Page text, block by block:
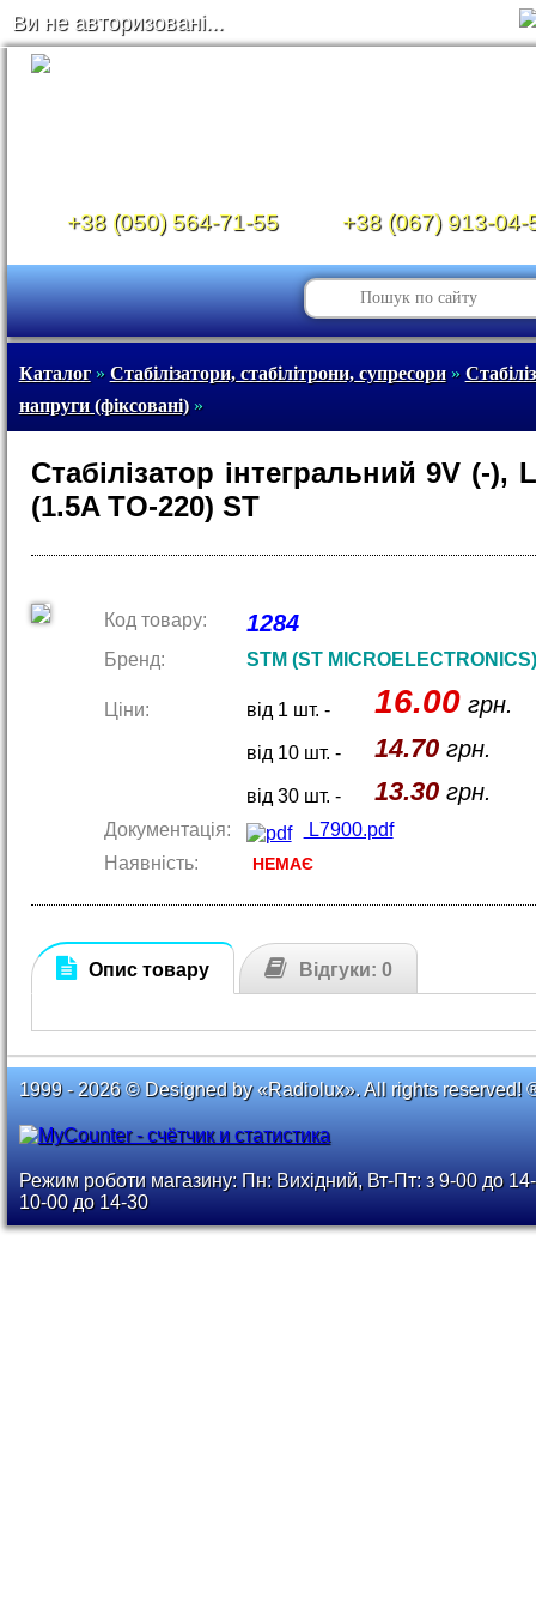
Ви не авторизовані...
+38 (050) 564-71-55 +38 (067) 913-04-
Каталог» Стабілізатори, стабілітрони, супресори»
напруги (фіксовані)»
Стабілізатор інтегральний 9V (-),
(1.5A TO-220) ST
Код товару: 1284
Бренд: STM (ST MICROELECTRONICS)
Ціни: від 1 шт. - 16.00грн.
від 10 шт. - 14.70грн.
від 30 шт. - 13.30грн.
Документація:
L7900.pdf
Наявність:
НЕМАЄ
Опис товару Відгуки: 0
1999 - 2026 © Designed by «Radiolux». All rights reserved!
Режим роботи магазину: Пн: Вихідний, Вт-Пт: з 9-00 до
10-00 до 14-30